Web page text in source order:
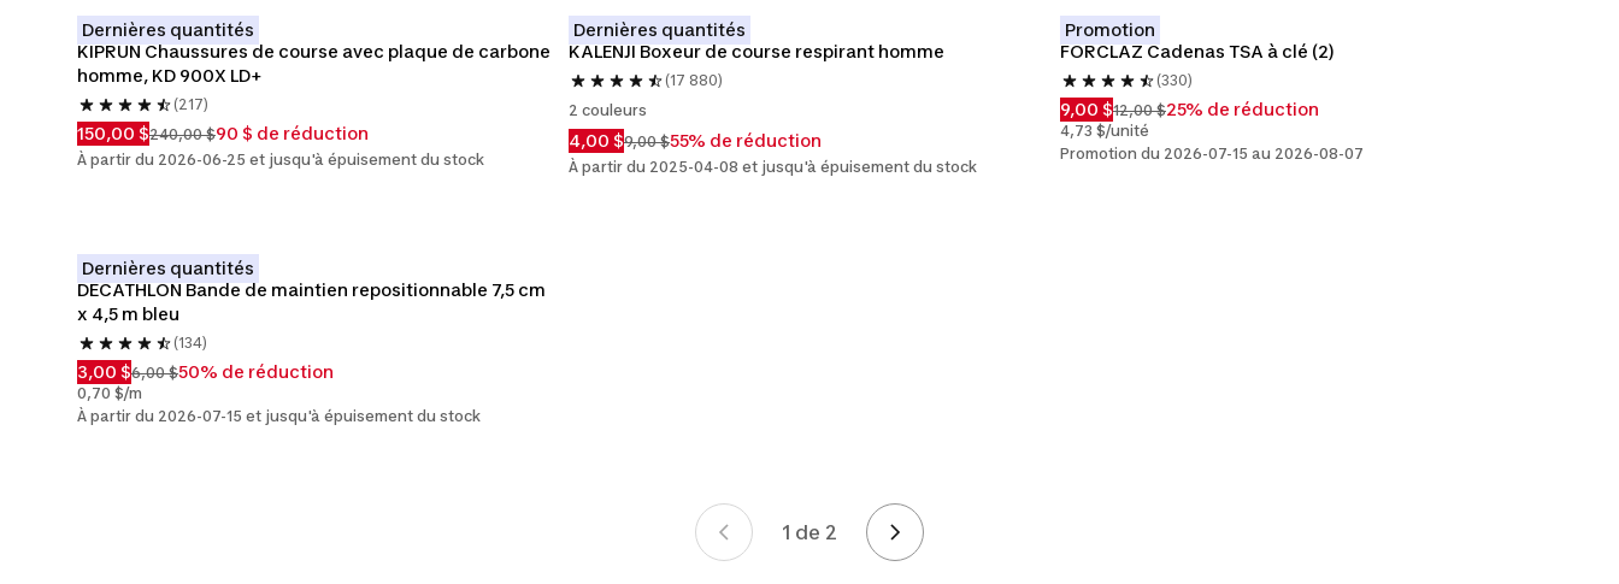
Dernières quantités
KIPRUN Chaussures de course avec plaque de carbone
homme, KD 900X LD+
(217)
150,00 $240,00 $90 $ de réduction
À partir du 2026-06-25 et jusqu'à épuisement du stock
Dernières quantités
KALENJI Boxeur de course respirant homme
(17 880)
2 couleurs
4,00 $9,00 $55% de réduction
À partir du 2025-04-08 et jusqu'à épuisement du stock
Promotion
FORCLAZ Cadenas TSA à clé (2)
(330)
9,00 $12,00 $25% de réduction
4,73 $/unité
Promotion du 2026-07-15 au 2026-08-07
Dernières quantités
DECATHLON Bande de maintien repositionnable 7,5 cm
x 4,5 m bleu
(134)
3,00 $6,00 $50% de réduction
0,70 $/m
À partir du 2026-07-15 et jusqu'à épuisement du stock
1 de 2Page 1 de 2